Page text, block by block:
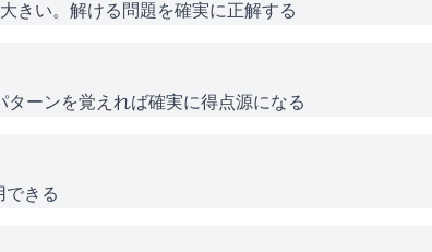
きい。解ける問題を確実に正解する
ーンを覚えれば確実に得点源になる
できる